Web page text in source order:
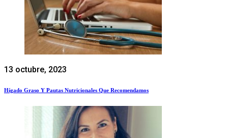
13 octubre, 2023
Hígado Graso Y Pautas Nutricionales Que Recomendamos